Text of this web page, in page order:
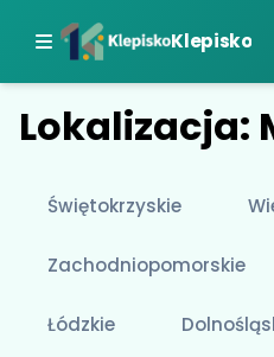
Klepisko
Lokalizacja:
Świętokrzyskie
Zachodniopomorskie
Łódzkie